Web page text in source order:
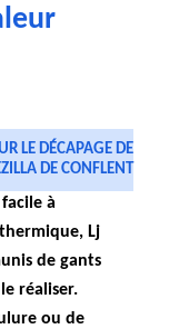
LE DÉCAPAGE DE
DE CONFLENT
à
Lj
de gants
réaliser.
ou de